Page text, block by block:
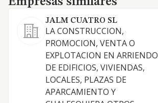
JALM CUATRO SL
LA CONSTRUCCION,
PROMOCION, VENTA O
EXPLOTACION EN ARRIENDO
DE EDIFICIOS, VIVIENDAS,
LOCALES, PLAZAS DE
APARCAMIENTO Y